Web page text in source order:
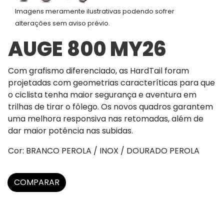
Imagens meramente ilustrativas podendo sofrer
alterações sem aviso prévio.
AUGE 800 MY26
Com grafismo diferenciado, as HardTail foram
projetadas com geometrias caracteríticas para que
o ciclista tenha maior segurança e aventura em
trilhas de tirar o fôlego. Os novos quadros garantem
uma melhora responsiva nas retomadas, além de
dar maior potência nas subidas.
Cor: BRANCO PEROLA / INOX / DOURADO PEROLA
COMPARAR